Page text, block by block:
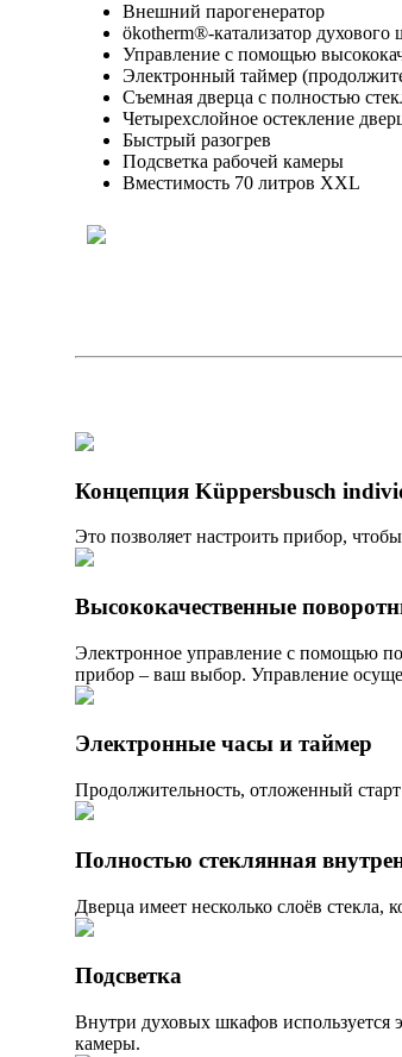
Внешний парогенератор
ökotherm®-катализатор духового
Управление с помощью
Электронный таймер
Съемная дверца с полностью
Четырехслойное остекление
Быстрый разогрев
Подсветка рабочей камеры
Вместимость 70 литров XXL
Концепция Küppersbusch
Это позволяет настроить прибор,
Высококачественные
Электронное управление с помощью
прибор – ваш выбор. Управление
Электронные часы и таймер
Продолжительность, отложенный
Полностью стеклянная
Дверца имеет несколько слоёв
Подсветка
Внутри духовых шкафов используется
камеры.